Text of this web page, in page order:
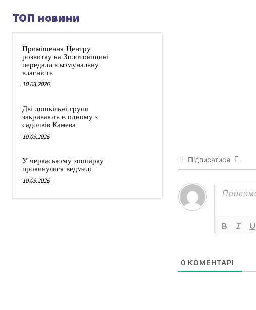
ТОП новини
Приміщення Центру
розвитку на Золотоніщині
передали в комунальну
власність
10.03.2026
Дві дошкільні групи
закривають в одному з
садочків Канева
10.03.2026
У черкаському зоопарку
прокинулися ведмеді
10.03.2026
Підписатися
0 КОМЕНТАРІ